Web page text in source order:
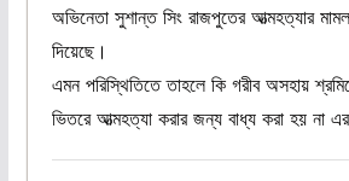
অভিনেতা সুশান্ত সিং রাজপুতের আত্মহত্যার
দিয়েছে।
এমন পরিস্থিতিতে তাহলে কি গরীব অসহায়
ভিতরে আত্মহত্যা করার জন্য বাধ্য করা হয় না এর